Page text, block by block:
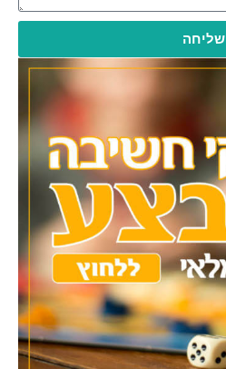
שליחה